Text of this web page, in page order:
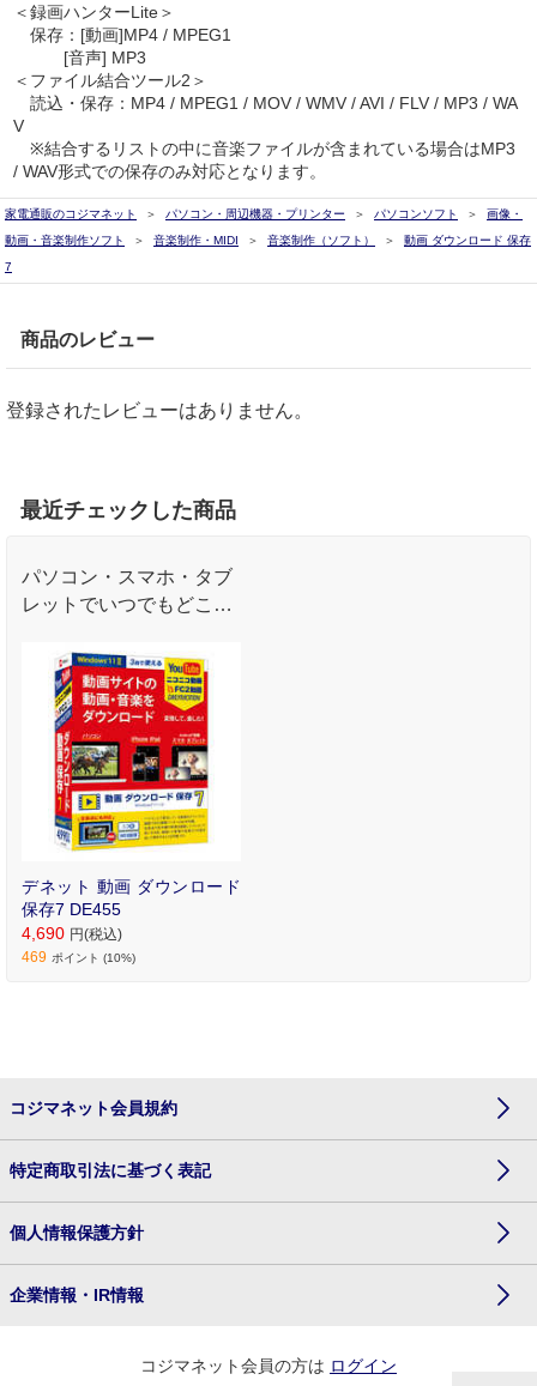
＜録画ハンターLite＞
保存：[動画]MP4 / MPEG1
[音声] MP3
＜ファイル結合ツール2＞
読込・保存：MP4 / MPEG1 / MOV / WMV / AVI / FLV / MP3 / WA
V
※結合するリストの中に音楽ファイルが含まれている場合はMP3
/ WAV形式での保存のみ対応となります。
家電通販のコジマネット パソコン・周辺機器・プリンター パソコンソフト
画像・
動画・音楽制作ソフト
音楽制作・MIDI 音楽制作（ソフト）
動画 ダウンロード 保存
7
商品のレビュー
登録されたレビューはありません。
最近チェックした商品
パソコン・スマホ・タブ
レットでいつでもどこで
ダウンロード・変換ソフ
デネット 動画 ダウンロード
保存7 DE455
4,690 円(税込)
469 ポイント (10%)
コジマネット会員規約
特定商取引法に基づく表記
個人情報保護方針
企業情報・IR情報
コジマネット会員の方は ログイン